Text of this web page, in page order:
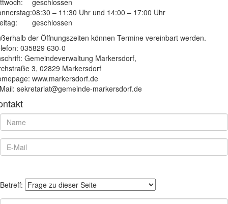
geschlossen
08:30 – 11:30 Uhr und 14:00 – 17:00 Uhr
geschlossen
der Öffnungszeiten können Termine vereinbart werden.
035829 630-0
Gemeindeverwaltung Markersdorf,
3, 02829 Markersdorf
www.markersdorf.de
sekretariat@gemeinde-markersdorf.de
Betreff: